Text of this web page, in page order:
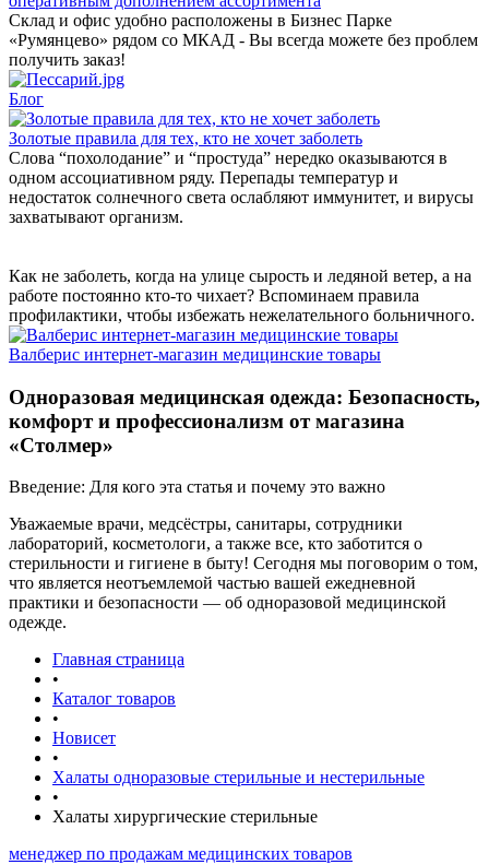
Склад и офис удобно расположены в Бизнес Парке
«Румянцево» рядом со МКАД - Вы всегда можете без проблем
получить заказ!
Блог
Золотые правила для тех, кто не хочет заболеть
Слова “похолодание” и “простуда” нередко оказываются в
одном ассоциативном ряду. Перепады температур и
недостаток солнечного света ослабляют иммунитет, и вирусы
захватывают организм.
Как не заболеть, когда на улице сырость и ледяной ветер, а на
работе постоянно кто-то чихает? Вспоминаем правила
профилактики, чтобы избежать нежелательного больничного.
Валберис интернет-магазин медицинские товары
Одноразовая медицинская одежда: Безопасность,
комфорт и профессионализм от магазина
«Столмер»
Введение: Для кого эта статья и почему это важно
Уважаемые врачи, медсёстры, санитары, сотрудники
лабораторий, косметологи, а также все, кто заботится о
стерильности и гигиене в быту! Сегодня мы поговорим о том,
что является неотъемлемой частью вашей ежедневной
практики и безопасности — об одноразовой медицинской
одежде.
Главная страница
•
Каталог товаров
•
Новисет
•
Халаты одноразовые стерильные и нестерильные
•
Халаты хирургические стерильные
по продажам медицинских товаров